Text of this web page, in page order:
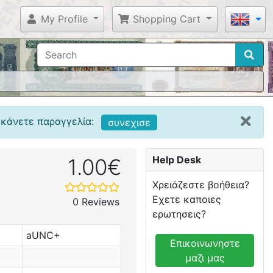
My Profile Shopping Cart
παραγγελία: συνεχισε
1.00€
0 Reviews
aUNC+
Help Desk
Χρειάζεστε βοήθεια?
Εχετε καποιες
ερωτησεις?
Επικοινωνηστε
μαζι μας